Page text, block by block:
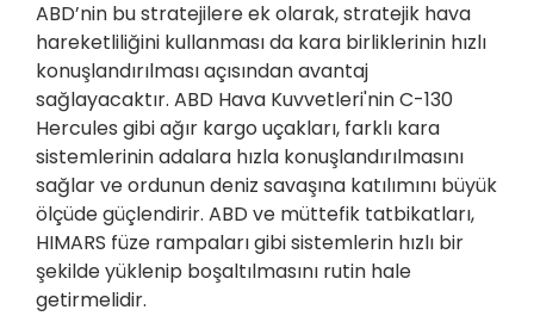
ABD’nin bu stratejilere ek olarak, stratejik hava
hareketliliğini kullanması da kara birliklerinin hızlı
konuşlandırılması açısından avantaj
sağlayacaktır. ABD Hava Kuvvetleri'nin C-130
Hercules gibi ağır kargo uçakları, farklı kara
sistemlerinin adalara hızla konuşlandırılmasını
sağlar ve ordunun deniz savaşına katılımını büyük
ölçüde güçlendirir. ABD ve müttefik tatbikatları,
HIMARS füze rampaları gibi sistemlerin hızlı bir
şekilde yüklenip boşaltılmasını rutin hale
getirmelidir.